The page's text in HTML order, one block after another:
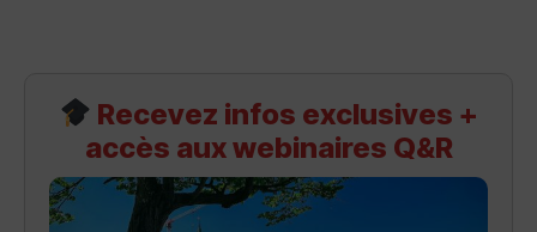
Recevez infos exclusives +
accès aux webinaires Q&R